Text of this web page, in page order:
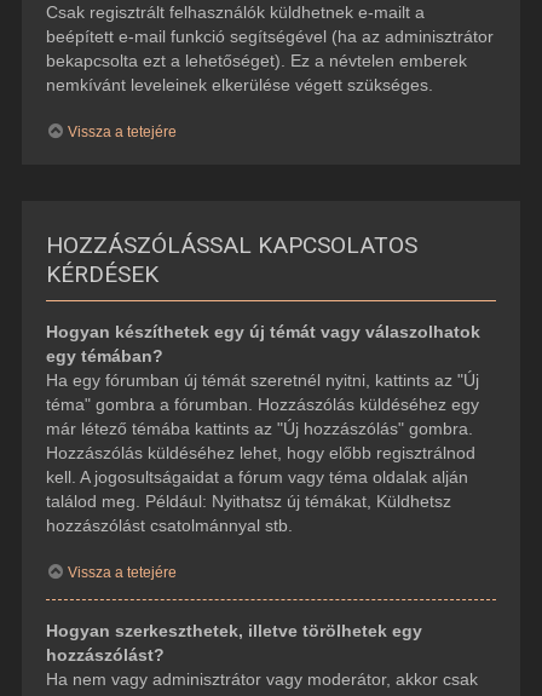
Csak regisztrált felhasználók küldhetnek e-mailt a
beépített e-mail funkció segítségével (ha az adminisztrátor
bekapcsolta ezt a lehetőséget). Ez a névtelen emberek
nemkívánt leveleinek elkerülése végett szükséges.
Vissza a tetejére
HOZZÁSZÓLÁSSAL KAPCSOLATOS
KÉRDÉSEK
Hogyan készíthetek egy új témát vagy válaszolhatok
egy témában?
Ha egy fórumban új témát szeretnél nyitni, kattints az "Új
téma" gombra a fórumban. Hozzászólás küldéséhez egy
már létező témába kattints az "Új hozzászólás" gombra.
Hozzászólás küldéséhez lehet, hogy előbb regisztrálnod
kell. A jogosultságaidat a fórum vagy téma oldalak alján
találod meg. Például: Nyithatsz új témákat, Küldhetsz
hozzászólást csatolmánnyal stb.
Vissza a tetejére
Hogyan szerkeszthetek, illetve törölhetek egy
hozzászólást?
Ha nem vagy adminisztrátor vagy moderátor, akkor csak